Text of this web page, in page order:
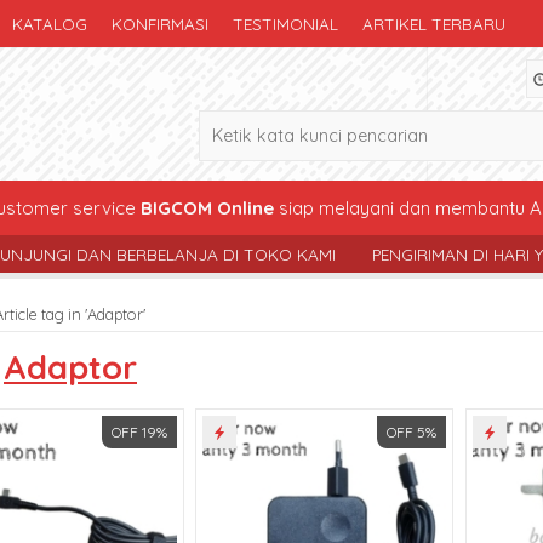
KATALOG KONFIRMASI TESTIMONIAL ARTIKEL TERBARU
service BIGCOM Onlinesiap melayani dan membantu
DI TOKO KAMI PENGIRIMAN DI HARI YG SAMA ,
tag in 'Adaptor'
Adaptor
OFF 19% OFF 5%